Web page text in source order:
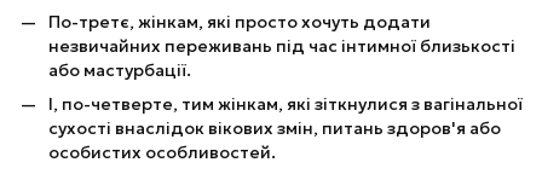
По-третє, жінкам, які просто хочуть додати
незвичайних переживань під час інтимної близькості
або мастурбації.
І, по-четверте, тим жінкам, які зіткнулися з вагінальної
сухості внаслідок вікових змін, питань здоров'я або
особистих особливостей.